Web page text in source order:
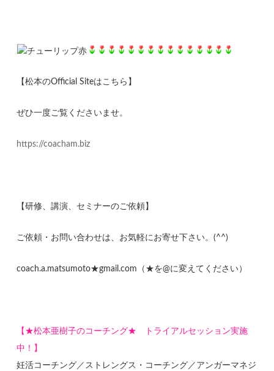
【松本のOfficial Siteはこちら】
ぜひ一度ご覧くださいませ。
https://coacham.biz
【研修、講演、セミナーのご依頼】
ご依頼・お問い合わせは、お気軽にお寄せ下さい。(^^)
coach.a.matsumoto★gmail.com（★を@に変えてください）
【★松本亜樹子のコーチング★ トライアルセッション実施
中！】
妊活コーチング／ストレングス・コーチング／アンガーマネジ